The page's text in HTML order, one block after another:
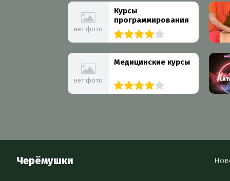
нет фото
Курсы
программирования
нет фото
Медицинские курсы
Черёмушки